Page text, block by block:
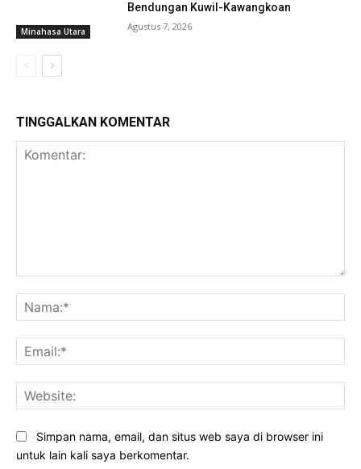
Minahasa Utara
Bendungan Kuwil-Kawangkoan
Agustus 7, 2026
TINGGALKAN KOMENTAR
Simpan nama, email, dan situs web saya di browser ini
untuk lain kali saya berkomentar.